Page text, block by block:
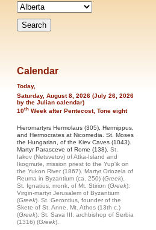
Calendar
Today,
Saturday, August 8, 2026 (July 26, 2026
by the Julian calendar)
10th Week after Pentecost, Tone eight
Hieromartyrs Hermolaus (305), Hermippus,
and Hermocrates at Nicomedia. St. Moses
the Hungarian, of the Kiev Caves (1043).
Martyr Parasceve of Rome (138). St.
Iakov (Netsvetov) of Atka-Island and
Ikogmute, mission priest to the Yup'ik on
the Yukon River (1867). Martyr Oriozela of
Reuma in Byzantium (ca. 250) (Greek).
St. Ignatius, monk, of Mt. Stirion (Greek).
Virgin-martyr Jerusalem of Byzantium
(Greek). St. Gerontius, founder of the
Skete of St. Anne, Mt. Athos (13th c.)
(Greek). St. Sava III, archbishop of Serbia
(1316) (Greek).